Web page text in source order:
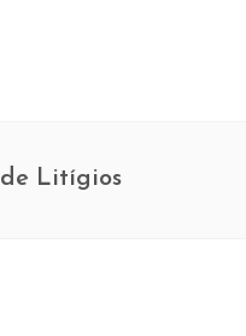
de Litígios